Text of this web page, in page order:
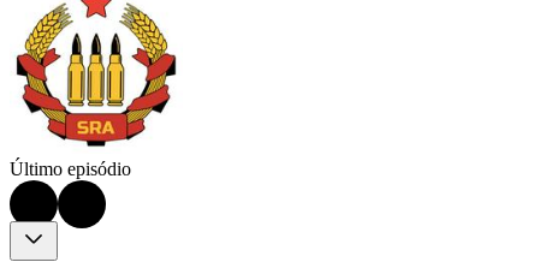
Último episódio